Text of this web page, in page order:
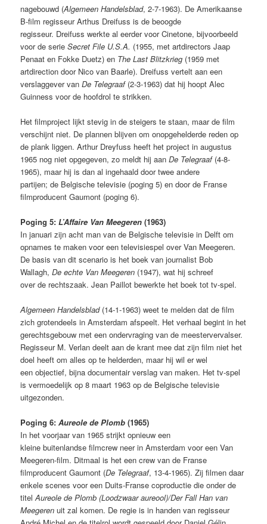
nagebouwd (Algemeen Handelsblad, 2-7-1963). De Amerikaanse
B-film regisseur Arthus Dreifuss is de beoogde
regisseur. Dreifuss werkte al eerder voor Cinetone, bijvoorbeeld
voor de serieSecret File U.S.A. (1955, met artdirectors Jaap
Penaat en Fokke Duetz) en The Last Blitzkrieg (1959 met
artdirection door Nico van Baarle). Dreifuss vertelt aan een
verslaggever vanDe Telegraaf(2-3-1963) dat hij hoopt Alec
Guinness voor de hoofdrol te strikken.
Het filmproject lijkt stevig in de steigers te staan, maar de film
verschijnt niet. De plannen blijven om onopgehelderde reden op
de plank liggen. Arthur Dreyfuss heeft het project in augustus
1965 nog niet opgegeven, zo meldt hij aanDe Telegraaf(4-8-
1965), maar hij is dan al ingehaald door twee andere
partijen; de Belgische televisie (poging 5) en door de Franse
filmproducent Gaumont (poging 6).
Poging 5:L’Affaire Van Meegeren (1963)
In januari zijn acht man van de Belgische televisie in Delft om
opnames te maken voor een televisiespel over Van Meegeren.
De basis van dit scenario is het boek van journalist Bob
Wallagh,De echte Van Meegeren (1947), wat hij schreef
over de rechtszaak. Jean Paillot bewerkte het boek tot tv-spel.
Algemeen Handelsblad(14-1-1963) weet te melden dat de film
zich grotendeels in Amsterdam afspeelt. Het verhaal begint in het
gerechtsgebouw met een ondervraging van de meestervervalser.
Regisseur M. Verlan deelt aan de krant mee dat zijn film niet het
doel heeft om alles op te helderden, maar hij wil er wel
een objectief, bijna documentair verslag van maken. Het tv-spel
is vermoedelijk op 8 maart 1963 op de Belgische televisie
uitgezonden.
Poging 6:Aureole de Plomb (1965)
In het voorjaar van 1965 strijkt opnieuw een
kleine buitenlandse filmcrew neer in Amsterdam voor een Van
Meegeren-film. Ditmaal is het een crew van de Franse
filmproducent Gaumont (De Telegraaf, 13-4-1965). Zij filmen daar
enkele scenes voor een Duits-Franse coproductie die onder de
titelAureole de Plomb (Loodzwaar aureool)/Der Fall Han van
Meegeren uit zal komen. De regie is in handen van regisseur